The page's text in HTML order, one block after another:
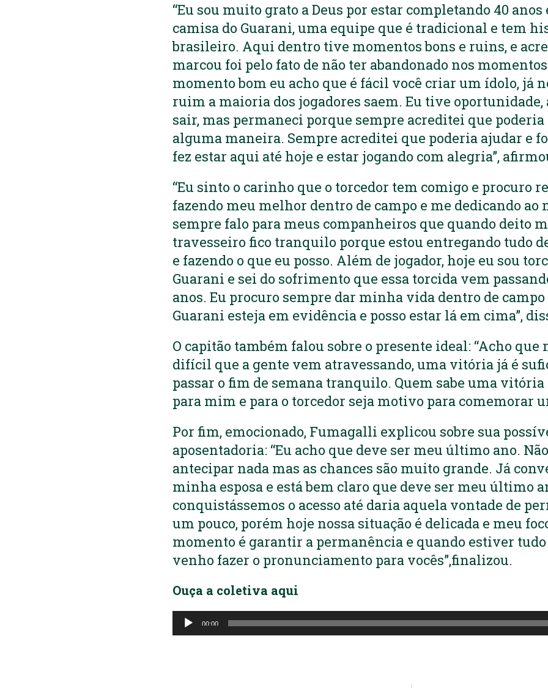
“Eu sou muito grato a Deus por estar completando 40
camisa do Guarani, uma equipe que é tradicional e tem
brasileiro. Aqui dentro tive momentos bons e ruins, e
marcou foi pelo fato de não ter abandonado nos
momento bom eu acho que é fácil você criar um ídolo, já
ruim a maioria dos jogadores saem. Eu tive oportunidade,
sair, mas permaneci porque sempre acreditei que poderia
alguma maneira. Sempre acreditei que poderia ajudar e
fez estar aqui até hoje e estar jogando com alegria”,
“Eu sinto o carinho que o torcedor tem comigo e procuro
fazendo meu melhor dentro de campo e me dedicando ao
sempre falo para meus companheiros que quando deito
travesseiro fico tranquilo porque estou entregando tudo
e fazendo o que eu posso. Além de jogador, hoje eu sou
Guarani e sei do sofrimento que essa torcida vem
anos. Eu procuro sempre dar minha vida dentro de campo
Guarani esteja em evidência e posso estar lá em cima”,
O capitão também falou sobre o presente ideal: “Acho que
difícil que a gente vem atravessando, uma vitória já é
passar o fim de semana tranquilo. Quem sabe uma vitória
para mim e para o torcedor seja motivo para comemorar
Por fim, emocionado, Fumagalli explicou sobre sua
aposentadoria: “Eu acho que deve ser meu último ano.
antecipar nada mas as chances são muito grande. Já
minha esposa e está bem claro que deve ser meu último
conquistássemos o acesso até daria aquela vontade de
um pouco, porém hoje nossa situação é delicada e meu
momento é garantir a permanência e quando estiver
venho fazer o pronunciamento para vocês”,finalizou.
Ouça a coletiva aqui
Tocador
de
00:00